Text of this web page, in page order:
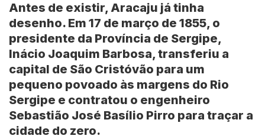
Antes de existir,Aracaju já tinha
desenho. Em 17 de março de 1855, o
presidente da Província de Sergipe,
Inácio Joaquim Barbosa, transferiu a
capital de São Cristóvão para um
pequeno povoado às margens do Rio
Sergipe e contratou o engenheiro
Sebastião José Basílio Pirro para traçar a
cidade do zero.